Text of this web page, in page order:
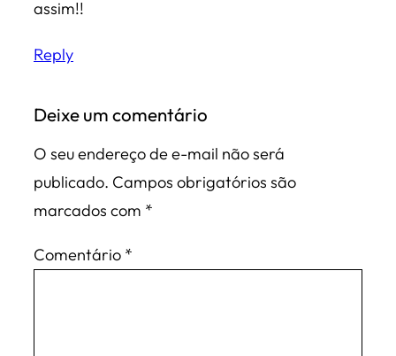
assim!!
Reply
Deixe um comentário
O seu endereço de e-mail não será
publicado. Campos obrigatórios são
marcados com *
Comentário *